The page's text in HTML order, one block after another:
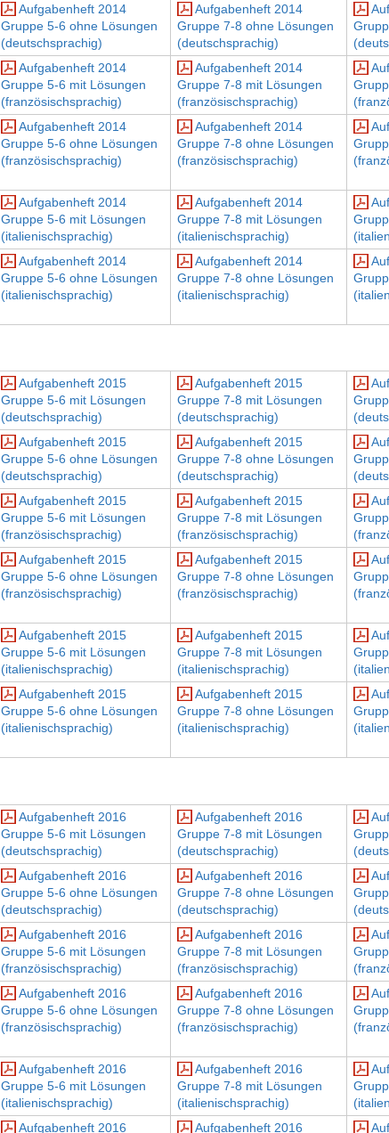
Aufgabenheft 2014
Gruppe 5-6 ohne Lösungen
(deutschsprachig)
Aufgabenheft 2014
Gruppe 7-8 ohne Lösungen
(deutschsprachig)
Aufgabenheft 2014
Gruppe 5-6 mit Lösungen
(französischsprachig)
Aufgabenheft 2014
Gruppe 7-8 mit Lösungen
(französischsprachig)
Aufgabenheft 2014
Gruppe 5-6 ohne Lösungen
(französischsprachig)
Aufgabenheft 2014
Gruppe 7-8 ohne Lösungen
(französischsprachig)
Aufgabenheft 2014
Gruppe 5-6 mit Lösungen
(italienischsprachig)
Aufgabenheft 2014
Gruppe 7-8 mit Lösungen
(italienischsprachig)
Aufgabenheft 2014
Gruppe 5-6 ohne Lösungen
(italienischsprachig)
Aufgabenheft 2014
Gruppe 7-8 ohne Lösungen
(italienischsprachig)
Aufgabenheft 2015
Gruppe 5-6 mit Lösungen
(deutschsprachig)
Aufgabenheft 2015
Gruppe 7-8 mit Lösungen
(deutschsprachig)
Aufgabenheft 2015
Gruppe 5-6 ohne Lösungen
(deutschsprachig)
Aufgabenheft 2015
Gruppe 7-8 ohne Lösungen
(deutschsprachig)
Aufgabenheft 2015
Gruppe 5-6 mit Lösungen
(französischsprachig)
Aufgabenheft 2015
Gruppe 7-8 mit Lösungen
(französischsprachig)
Aufgabenheft 2015
Gruppe 5-6 ohne Lösungen
(französischsprachig)
Aufgabenheft 2015
Gruppe 7-8 ohne Lösungen
(französischsprachig)
Aufgabenheft 2015
Gruppe 5-6 mit Lösungen
(italienischsprachig)
Aufgabenheft 2015
Gruppe 7-8 mit Lösungen
(italienischsprachig)
Aufgabenheft 2015
Gruppe 5-6 ohne Lösungen
(italienischsprachig)
Aufgabenheft 2015
Gruppe 7-8 ohne Lösungen
(italienischsprachig)
Aufgabenheft 2016
Gruppe 5-6 mit Lösungen
(deutschsprachig)
Aufgabenheft 2016
Gruppe 7-8 mit Lösungen
(deutschsprachig)
Aufgabenheft 2016
Gruppe 5-6 ohne Lösungen
(deutschsprachig)
Aufgabenheft 2016
Gruppe 7-8 ohne Lösungen
(deutschsprachig)
Aufgabenheft 2016
Gruppe 5-6 mit Lösungen
(französischsprachig)
Aufgabenheft 2016
Gruppe 7-8 mit Lösungen
(französischsprachig)
Aufgabenheft 2016
Gruppe 5-6 ohne Lösungen
(französischsprachig)
Aufgabenheft 2016
Gruppe 7-8 ohne Lösungen
(französischsprachig)
Aufgabenheft 2016
Gruppe 5-6 mit Lösungen
(italienischsprachig)
Aufgabenheft 2016
Gruppe 7-8 mit Lösungen
(italienischsprachig)
Aufgabenheft 2016
Aufgabenheft 2016